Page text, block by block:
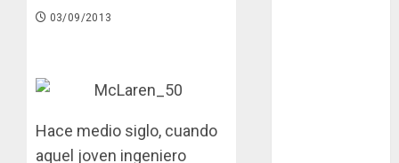
03/09/2013
Hace medio siglo, cuando
aquel joven ingeniero